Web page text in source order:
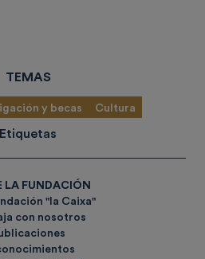
TEMAS
y becas Cultura
Etiquetas
LA FUNDACIÓN
"la Caixa"
con nosotros